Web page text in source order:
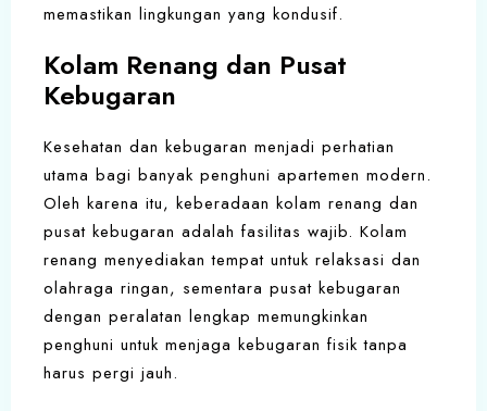
memastikan lingkungan yang kondusif.
Kolam Renang dan Pusat
Kebugaran
Kesehatan dan kebugaran menjadi perhatian
utama bagi banyak penghuni apartemen modern.
Oleh karena itu, keberadaan kolam renang dan
pusat kebugaran adalah fasilitas wajib. Kolam
renang menyediakan tempat untuk relaksasi dan
olahraga ringan, sementara pusat kebugaran
dengan peralatan lengkap memungkinkan
penghuni untuk menjaga kebugaran fisik tanpa
harus pergi jauh.